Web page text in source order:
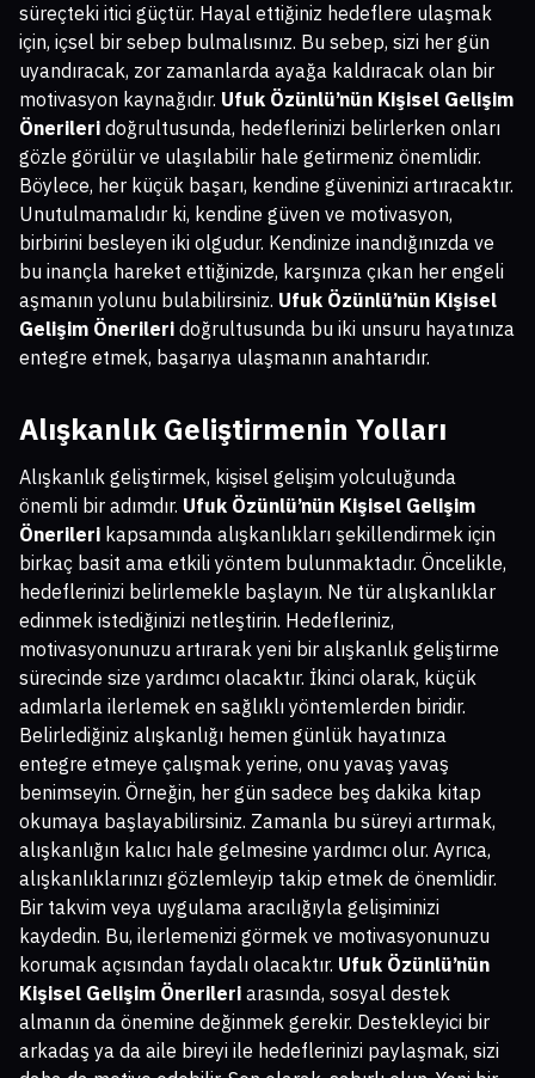
süreçteki itici güçtür. Hayal ettiğiniz hedeflere ulaşmak
için, içsel bir sebep bulmalısınız. Bu sebep, sizi her gün
uyandıracak, zor zamanlarda ayağa kaldıracak olan bir
motivasyon kaynağıdır. Ufuk Özünlü’nün Kişisel Gelişim
Önerileri doğrultusunda, hedeflerinizi belirlerken onları
gözle görülür ve ulaşılabilir hale getirmeniz önemlidir.
Böylece, her küçük başarı, kendine güveninizi artıracaktır.
Unutulmamalıdır ki, kendine güven ve motivasyon,
birbirini besleyen iki olgudur. Kendinize inandığınızda ve
bu inançla hareket ettiğinizde, karşınıza çıkan her engeli
aşmanın yolunu bulabilirsiniz. Ufuk Özünlü’nün Kişisel
Gelişim Önerileri doğrultusunda bu iki unsuru hayatınıza
entegre etmek, başarıya ulaşmanın anahtarıdır.
Alışkanlık Geliştirmenin Yolları
Alışkanlık geliştirmek, kişisel gelişim yolculuğunda
önemli bir adımdır. Ufuk Özünlü’nün Kişisel Gelişim
Önerileri kapsamında alışkanlıkları şekillendirmek için
birkaç basit ama etkili yöntem bulunmaktadır. Öncelikle,
hedeflerinizi belirlemekle başlayın. Ne tür alışkanlıklar
edinmek istediğinizi netleştirin. Hedefleriniz,
motivasyonunuzu artırarak yeni bir alışkanlık geliştirme
sürecinde size yardımcı olacaktır. İkinci olarak, küçük
adımlarla ilerlemek en sağlıklı yöntemlerden biridir.
Belirlediğiniz alışkanlığı hemen günlük hayatınıza
entegre etmeye çalışmak yerine, onu yavaş yavaş
benimseyin. Örneğin, her gün sadece beş dakika kitap
okumaya başlayabilirsiniz. Zamanla bu süreyi artırmak,
alışkanlığın kalıcı hale gelmesine yardımcı olur. Ayrıca,
alışkanlıklarınızı gözlemleyip takip etmek de önemlidir.
Bir takvim veya uygulama aracılığıyla gelişiminizi
kaydedin. Bu, ilerlemenizi görmek ve motivasyonunuzu
korumak açısından faydalı olacaktır. Ufuk Özünlü’nün
Kişisel Gelişim Önerileri arasında, sosyal destek
almanın da önemine değinmek gerekir. Destekleyici bir
arkadaş ya da aile bireyi ile hedeflerinizi paylaşmak, sizi